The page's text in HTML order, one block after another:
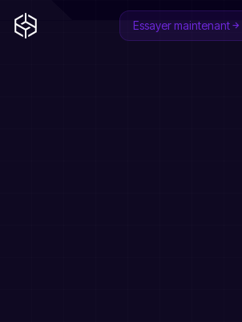
Essayer maintenant